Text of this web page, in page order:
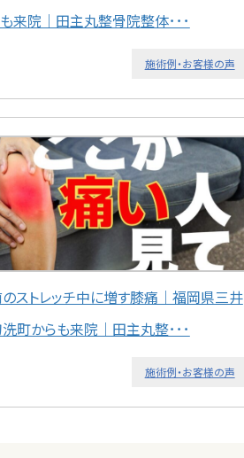
来院｜田主丸整骨院整体･･･
施術例・お客様の声
ストレッチ中に増す膝痛｜福岡県三井
町からも来院｜田主丸整･･･
施術例・お客様の声